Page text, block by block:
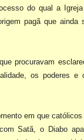
do qual a
pagã que ainda
procuravam
os poderes
em que
Satã, o Diabo